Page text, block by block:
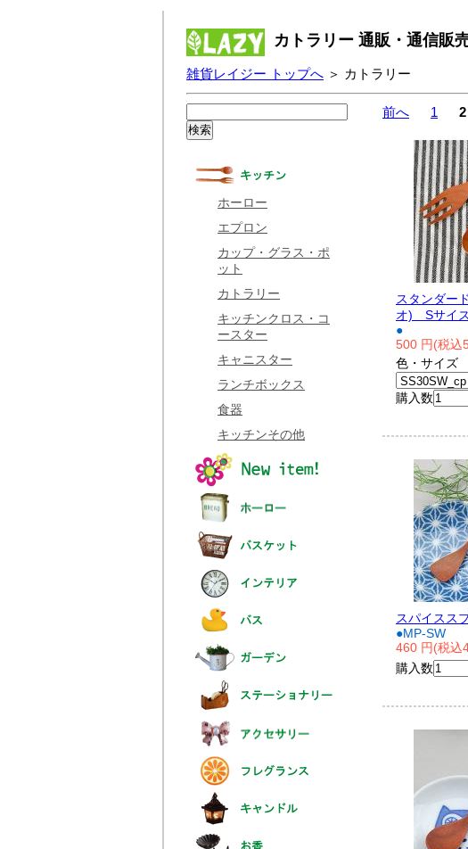
カトラリー 通販・通信販
雑貨レイジー トップへ ＞ カトラリー
前へ 1 2
スタンダー
オ) Sサイ
●
500 円(税込
色・サイズ
購入数
スパイスス
●MP-SW
460 円(税込
購入数
ホーロー
エプロン
カップ・グラス・ポ
ット
カトラリー
キッチンクロス・コ
ースター
キャニスター
ランチボックス
食器
キッチンその他